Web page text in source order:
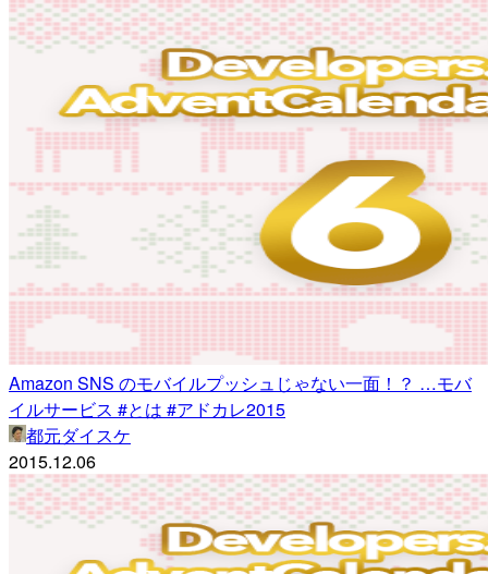
Amazon SNS のモバイルプッシュじゃない一面！？ …モバ
イルサービス #とは #アドカレ2015
都元ダイスケ
2015.12.06